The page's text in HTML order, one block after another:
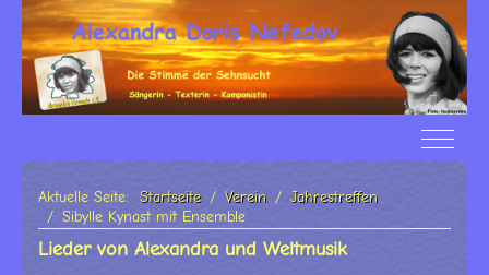
Off-
Aktuelle Seite: Startseite Verein
Jahrestreffen
Sibylle Kynast mit Ensemble
Lieder von Alexandra und Weltmusik